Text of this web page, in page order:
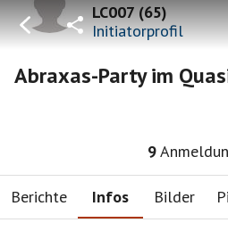
LC007(65)
Initiatorprofil
Abraxas-Party im
9
Berichte Infos Bilder